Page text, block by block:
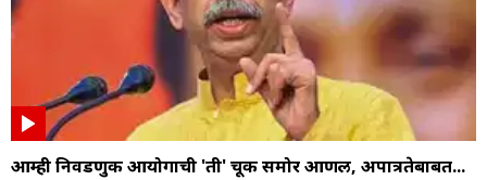
आम्ही निवडणुक आयोगाची 'ती' चूक समोर आणली, अपात्रतेबाबत...